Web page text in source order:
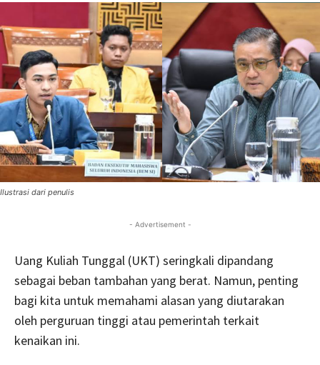
Ilustrasi dari penulis
- Advertisement -
Uang Kuliah Tunggal (UKT) seringkali dipandang
sebagai beban tambahan yang berat. Namun, penting
bagi kita untuk memahami alasan yang diutarakan
oleh perguruan tinggi atau pemerintah terkait
kenaikan ini.